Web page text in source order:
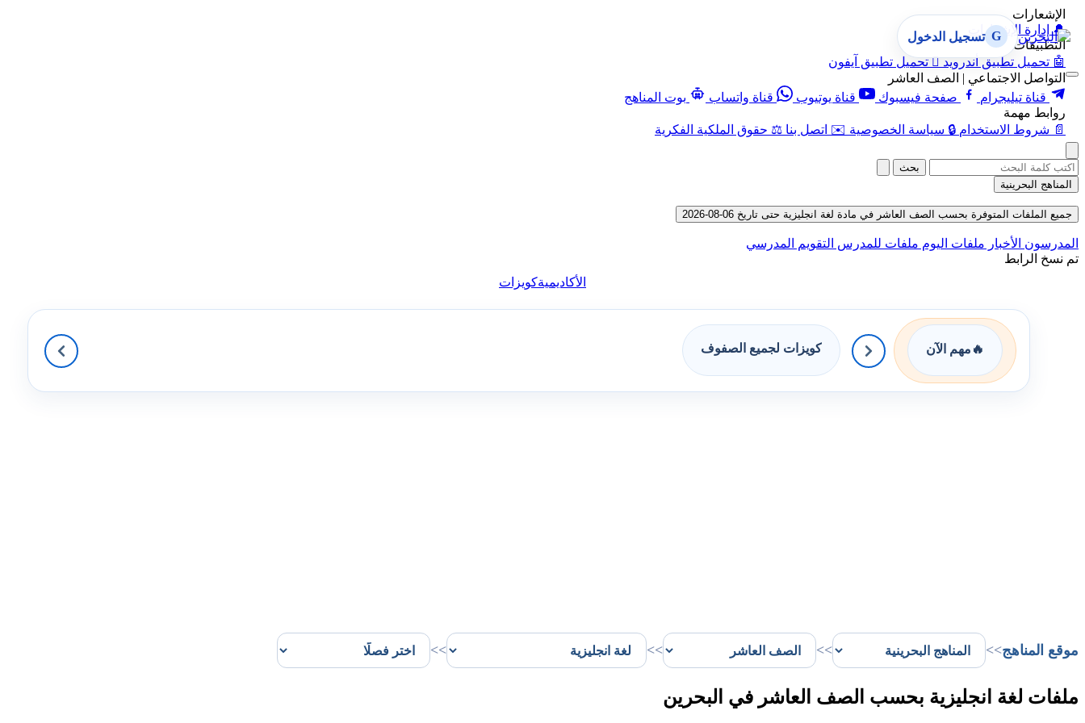
الإشعارات
🔔 إدارة الإشعارات
التطبيقات
🤖 تحميل تطبيق أندرويد  تحميل تطبيق آيفون
التواصل الاجتماعي | الصف العاشر
قناة تيليجرام
صفحة فيسبوك قناة يوتيوب قناة واتساب
بوت المناهج
روابط مهمة
📄 شروط الاستخدام 🔒 سياسة الخصوصية ✉️ اتصل بنا ⚖️ حقوق الملكية الفكرية
G تسجيل الدخول
بحث
المناهج البحرينية
جميع الملفات المتوفرة بحسب الصف العاشر في مادة لغة انجليزية حتى تاريخ 06-08-2026
المدرسون الأخبار ملفات اليوم ملفات للمدرس التقويم المدرسي
تم نسخ الرابط
الأكاديميةكويزات
🔥 مهم الآن كويزات لجميع الصفوف
موقع المناهج>>
>>
>>
>>
ملفات لغة انجليزية بحسب الصف العاشر في البحرين